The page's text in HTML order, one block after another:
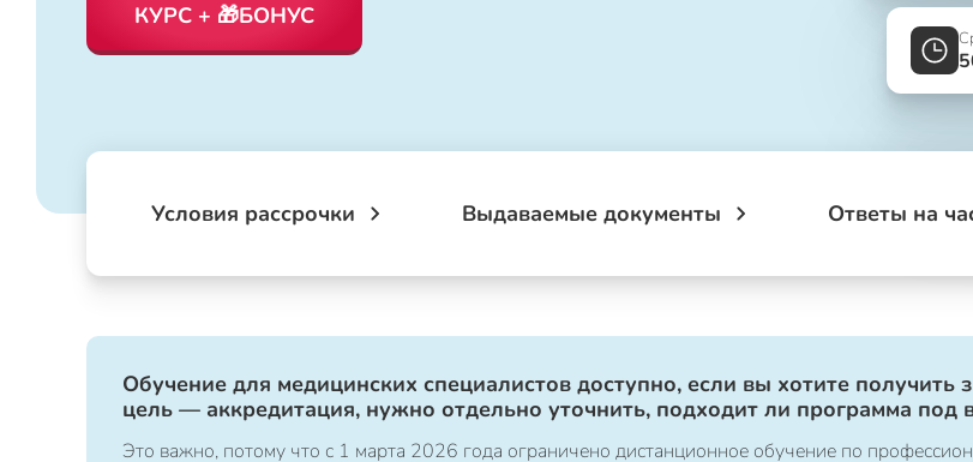
КУРС + 🎁БОНУС
Условия рассрочки Выдаваемые документы Ответы на
Обучение для медицинских специалистов доступно, если вы хотите
цель — аккредитация, нужно отдельно уточнить, подходит ли программа под
Это важно, потому что с 1 марта 2026 года ограничено дистанционное обучение по